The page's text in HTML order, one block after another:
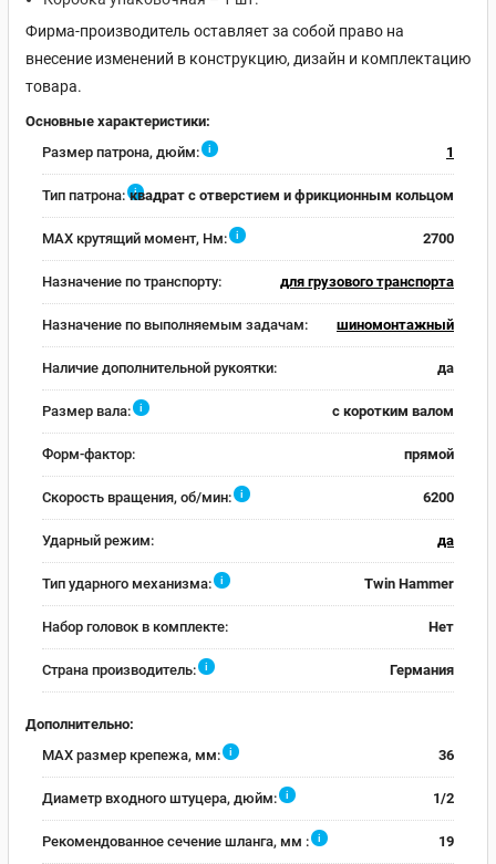
Фирма-производитель оставляет за собой право на
внесение изменений в конструкцию, дизайн и комплектацию
товара.
Основные характеристики:
Размер патрона, дюйм:
i 1
Тип патрона: i
квадрат с отверстием и фрикционным кольцом
MAX крутящий момент, Нм: i 2700
Назначение по транспорту: для грузового транспорта
Назначение по выполняемым задачам: шиномонтажный
Наличие дополнительной рукоятки: да
Размер вала: i с коротким валом
Форм-фактор: прямой
Скорость вращения, об/мин: i 6200
Ударный режим: да
Тип ударного механизма: i Twin Hammer
Набор головок в комплекте: Нет
Страна производитель: i Германия
Дополнительно:
MAX размер крепежа, мм:
i 36
Диаметр входного штуцера, дюйм: i 1/2
Рекомендованное сечение шланга, мм : i 19